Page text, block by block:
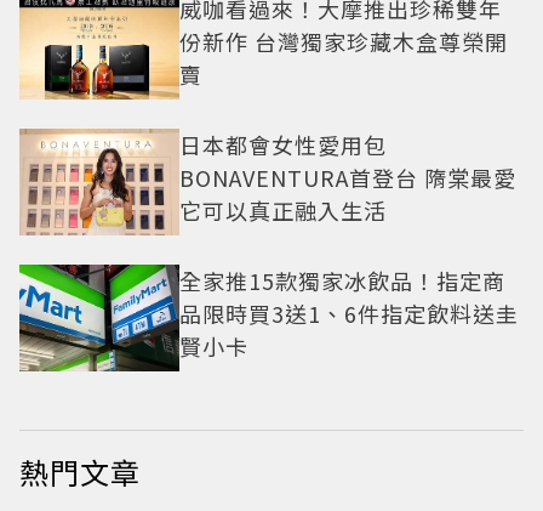
威咖看過來！大摩推出珍稀雙年
份新作 台灣獨家珍藏木盒尊榮開
賣
日本都會女性愛用包
BONAVENTURA首登台 隋棠最愛
它可以真正融入生活
全家推15款獨家冰飲品！指定商
品限時買3送1、6件指定飲料送圭
賢小卡
熱門文章